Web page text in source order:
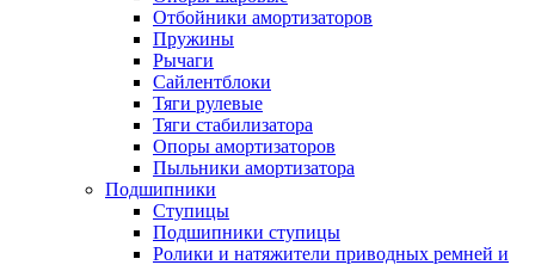
Отбойники амортизаторов
Пружины
Рычаги
Сайлентблоки
Тяги рулевые
Тяги стабилизатора
Опоры амортизаторов
Пыльники амортизатора
Подшипники
Ступицы
Подшипники ступицы
Ролики и натяжители приводных ремней и